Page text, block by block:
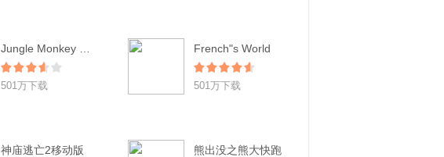
501万下载
French"s World
501万下载
神庙逃亡2移动版 熊出没之熊大快跑